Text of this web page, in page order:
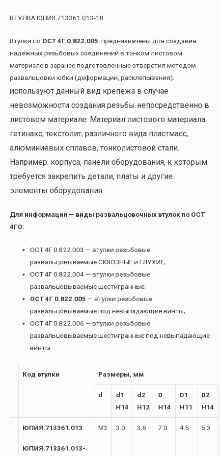
ВТУЛКА ЮПИЯ.713361.013-18
Втулки по ОСТ 4Г 0.822.005 предназначены для создания
надежных резьбовых соединений в тонком листовом
материале в заранее подготовленные отверстия методом
развальцовки юбки (деформации, расклепывания).
Используют данный вид крепежа в случае
невозможности создания резьбы непосредственно в
листовом материале. Материал листового материала:
гетинакс, текстолит, различного вида пластмасс,
алюминиевых сплавов, тонколистовой стали.
Например: корпуса, панели оборудования, к которым
требуется закрепить детали, платы и другие
элементы оборудования.
Для информации — виды развальцовочных втулок по ОСТ
4ГО:
ОСТ 4Г 0.822.003 — втулки резьбовые
развальцовываемые СКВОЗНЫЕ и ГЛУХИЕ;
ОСТ 4Г 0.822.004 — втулки резьбовые
развальцовываемые шестигранные;
ОСТ 4Г 0.822.005 — втулки резьбовые
развальцовываемые под невыпадающие винты;
ОСТ 4Г 0.822.006 — втулки резьбовые
развальцовываемые шестигранные под невыпадающие
винты.
Код втулки Размеры, мм
d
d1
H14
d2
H12
D
H14
D1
H11
D2
H14
ЮПИЯ.713361.013 М3 3.0 3.6 7.0 4.5 5.3
ЮПИЯ.713361.013-